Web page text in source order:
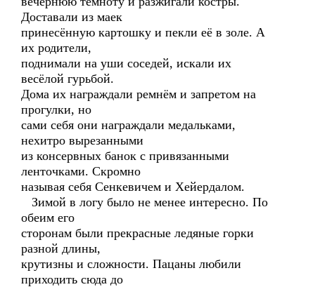
Доставали из маек
принесённую картошку и пекли её в золе. А
их родители,
поднимали на уши соседей, искали их
весёлой гурьбой.
Дома их награждали ремнём и запретом на
прогулки, но
сами себя они награждали медальками,
нехитро вырезанными
из консервных банок с привязанными
ленточками. Скромно
называя себя Сенкевичем и Хейердалом.
Зимой в логу было не менее интересно. По
обеим его
сторонам были прекрасные ледяные горки
разной длины,
крутизны и сложности. Пацаны любили
приходить сюда до